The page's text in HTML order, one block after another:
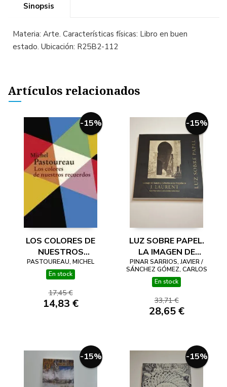
Sinopsis
Materia: Arte. Características físicas: Libro en buen
estado. Ubicación: R25B2-112
Artículos relacionados
-15%
LOS COLORES DE
NUESTROS
RECUERDOS
PASTOUREAU, MICHEL
En stock
17,45 €
14,83 €
-15%
LUZ SOBRE PAPEL.
LA IMAGEN DE
GRANADA Y LA
ALHAMBRA EN LAS
FOTOGRAFÍAS DE J.
LAURENT
PINAR SARRIOS, JAVIER /
SÁNCHEZ GÓMEZ, CARLOS
En stock
33,71 €
28,65 €
-15% -15%